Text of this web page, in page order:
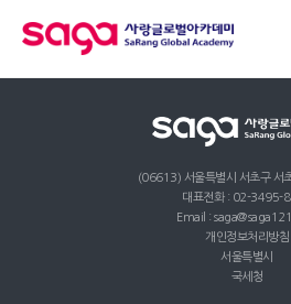
(06613) 서울특별시 서초구 서
대표전화 : 02-3495-
Email :
개인정보처리방침
서울특별시
국세청